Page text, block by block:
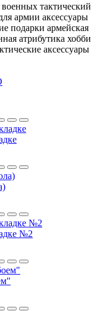
военных тактический
армии аксессуары
подарки армейская
атрибутика хобби
аксессуары
№2